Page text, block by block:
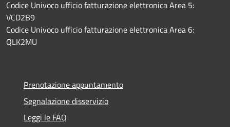
Codice Univoco ufficio fatturazione elettronica Area 5:
VCD2B9
Codice Univoco ufficio fatturazione elettronica Area 6:
QLK2MU
Prenotazione appuntamento
Segnalazione disservizio
Leggi le FAQ